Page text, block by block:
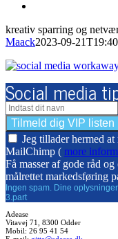
kreativ sparring og
Maack2023-09-
Social media
Jeg tillader hermed
MailChimp ( more
Få masser af gode råd
målrettet markedsføring
Ingen spam. Dine
3.part
Adease
Vitavej 71, 8300 Odder
Mobil: 26 95 41 54